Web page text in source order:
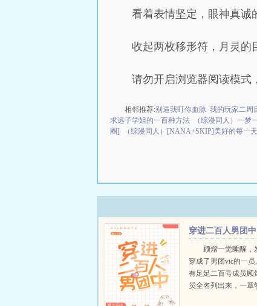
看着表情坚定，眼神真诚
收起两枚移形符，月灵的
请勿开启浏览器阅读模式
相邻推荐:别逼我盯你血脉 我的玩家二周
求远子学姐的一百种方法
（综漫同人）一梦
圈]
（综漫同人）[NANA+SKIP]美好的每一天
穿进二百人男团中
顾熠一觉睡醒，
穿成了男团vic的一员
有足足二百号成员顾
员全名列出来，一章